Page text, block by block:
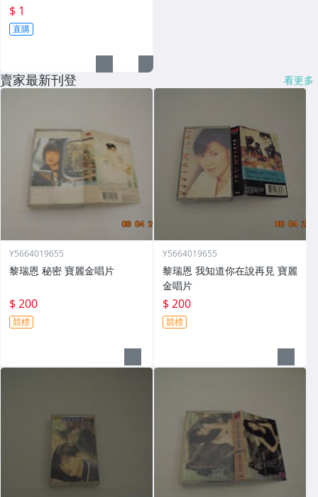
$ 1
直購
賣家最新刊登 看更多
Y5664019655
黎瑞恩 秘密 寶麗金唱片
$ 200
競標
Y5664019655
黎瑞恩 我知道你在說再見 寶麗
金唱片
$ 200
競標